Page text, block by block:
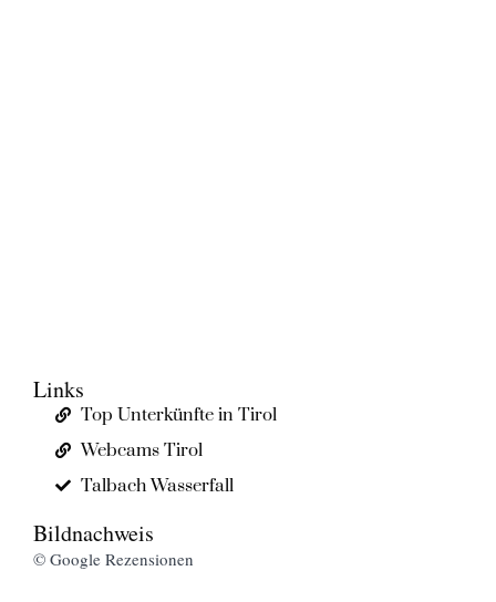
Links
Top Unterkünfte in Tirol
Webcams Tirol
Talbach Wasserfall
Bildnachweis
© Google Rezensionen